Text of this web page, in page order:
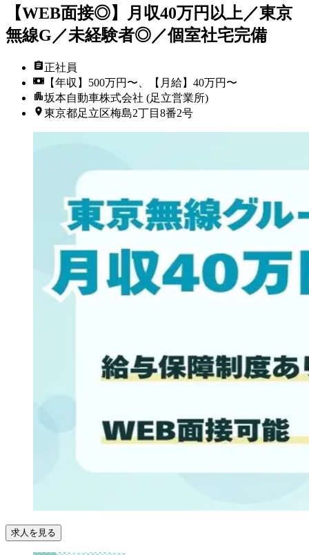
【WEB面接◎】月収40万円以上／東京
無線G／未経験者◎／個室社宅完備
正社員
【年収】500万円〜、【月給】40万円〜
坂本自動車株式会社 (足立営業所)
東京都足立区梅島2丁目8番2号
求人を見る